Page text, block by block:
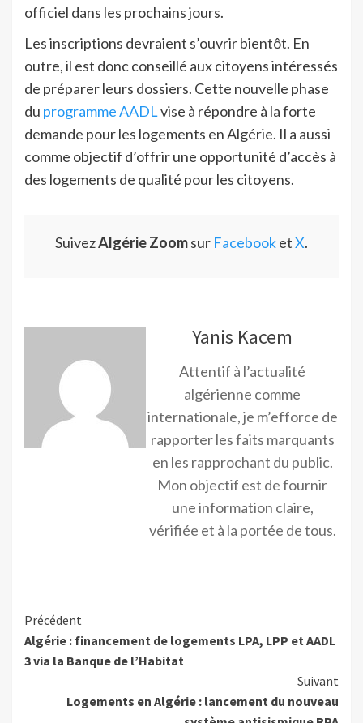
officiel dans les prochains jours.
Les inscriptions devraient s’ouvrir bientôt. En
outre, il est donc conseillé aux citoyens intéressés
de préparer leurs dossiers. Cette nouvelle phase
du programme AADLvise à répondre à la forte
demande pour les logements en Algérie. Il a aussi
comme objectif d’offrir une opportunité d’accès à
des logements de qualité pour les citoyens.
SuivezAlgérie Zoomsur FacebooketX.
Yanis Kacem
Attentif à l’actualité
algérienne comme
internationale, je m’efforce de
rapporter les faits marquants
en les rapprochant du public.
Mon objectif est de fournir
une information claire,
vérifiée et à la portée de tous.
Précédent
Algérie : financement de logements LPA, LPP et AADL
3 via la Banque de l’Habitat
Suivant
Logements en Algérie : lancement du nouveau